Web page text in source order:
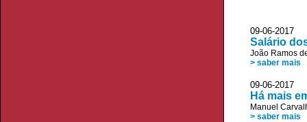
09-06-2017
Salário
João Ramos
> saber mais
09-06-2017
Há mais
Manuel
> saber mais